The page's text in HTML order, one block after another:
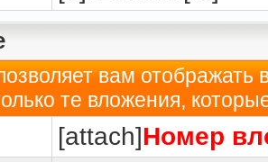
вам
те вложения,
[attach]Номер